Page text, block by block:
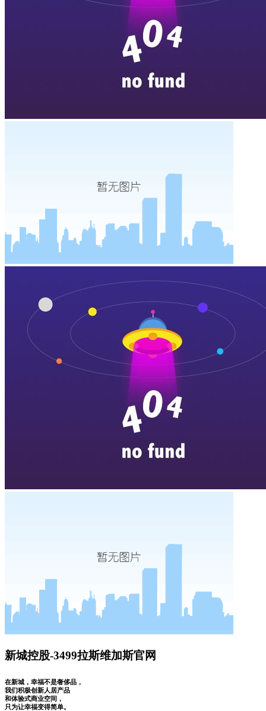
新城控股-3499拉斯维加斯官网
在新城，幸福不是奢侈品，
我们积极创新人居产品
和体验式商业空间，
只为让幸福变得简单。